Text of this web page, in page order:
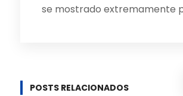
se mostrado extremamente
POSTS RELACIONADOS